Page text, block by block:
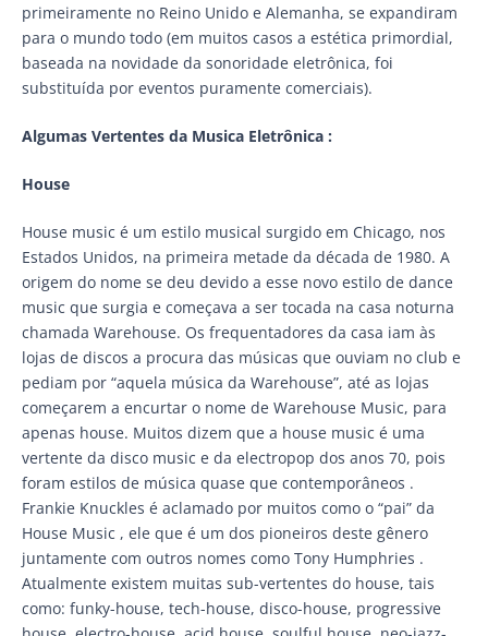
primeiramente no Reino Unido e Alemanha, se expandiram
para o mundo todo (em muitos casos a estética primordial,
baseada na novidade da sonoridade eletrônica, foi
substituída por eventos puramente comerciais).
Algumas Vertentes da Musica Eletrônica :
House
House music é um estilo musical surgido em Chicago, nos
Estados Unidos, na primeira metade da década de 1980. A
origem do nome se deu devido a esse novo estilo de dance
music que surgia e começava a ser tocada na casa noturna
chamada Warehouse. Os frequentadores da casa iam às
lojas de discos a procura das músicas que ouviam no club e
pediam por “aquela música da Warehouse”, até as lojas
começarem a encurtar o nome de Warehouse Music, para
apenas house. Muitos dizem que a house music é uma
vertente da disco music e da electropop dos anos 70, pois
foram estilos de música quase que contemporâneos .
Frankie Knuckles é aclamado por muitos como o “pai” da
House Music , ele que é um dos pioneiros deste gênero
juntamente com outros nomes como Tony Humphries .
Atualmente existem muitas sub-vertentes do house, tais
como: funky-house, tech-house, disco-house, progressive